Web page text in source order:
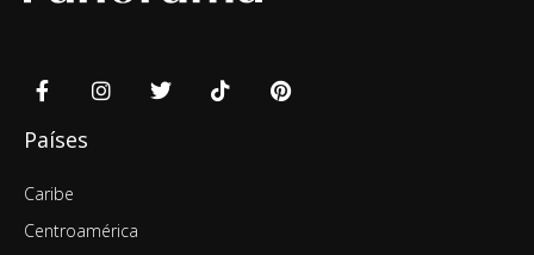
Países
Caribe
Centroamérica